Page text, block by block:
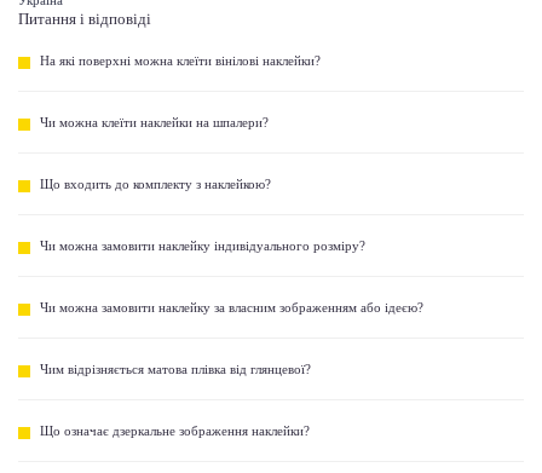
Питання і відповіді
На які поверхні можна клеїти вінілові наклейки?
Чи можна клеїти наклейки на шпалери?
Що входить до комплекту з наклейкою?
Чи можна замовити наклейку індивідуального розміру?
Чи можна замовити наклейку за власним зображенням або ідеєю?
Чим відрізняється матова плівка від глянцевої?
Що означає дзеркальне зображення наклейки?